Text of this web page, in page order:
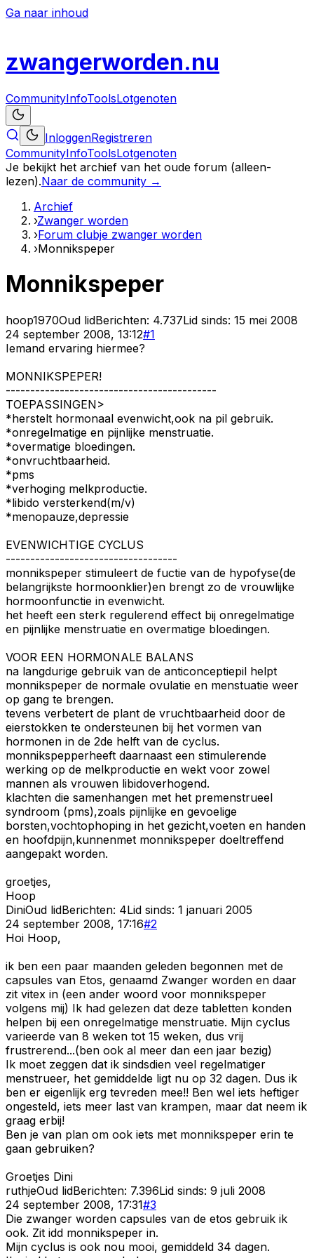
Ga naar inhoud
zwangerworden.nu
CommunityInfoToolsLotgenoten
InloggenRegistreren
CommunityInfoToolsLotgenoten
Je bekijkt het archief van het oude forum (alleen-
lezen).Naar de community →
Archief
›Zwanger worden
›Forum clubje zwanger worden
›Monnikspeper
Monnikspeper
hoop1970Oud lidBerichten: 4.737Lid sinds: 15 mei 2008
24 september 2008, 13:12#1
Iemand ervaring hiermee?
MONNIKSPEPER!
-------------------------------------------
TOEPASSINGEN>
*herstelt hormonaal evenwicht,ook na pil gebruik.
*onregelmatige en pijnlijke menstruatie.
*overmatige bloedingen.
*onvruchtbaarheid.
*pms
*verhoging melkproductie.
*libido versterkend(m/v)
*menopauze,depressie
EVENWICHTIGE CYCLUS
-----------------------------------
monnikspeper stimuleert de fuctie van de hypofyse(de
belangrijkste hormoonklier)en brengt zo de vrouwlijke
hormoonfunctie in evenwicht.
het heeft een sterk regulerend effect bij onregelmatige
en pijnlijke menstruatie en overmatige bloedingen.
VOOR EEN HORMONALE BALANS
na langdurige gebruik van de anticonceptiepil helpt
monnikspeper de normale ovulatie en menstuatie weer
op gang te brengen.
tevens verbetert de plant de vruchtbaarheid door de
eierstokken te ondersteunen bij het vormen van
hormonen in de 2de helft van de cyclus.
monnikspepperheeft daarnaast een stimulerende
werking op de melkproductie en wekt voor zowel
mannen als vrouwen libidoverhogend.
klachten die samenhangen met het premenstrueel
syndroom (pms),zoals pijnlijke en gevoelige
borsten,vochtophoping in het gezicht,voeten en handen
en hoofdpijn,kunnenmet monnikspeper doeltreffend
aangepakt worden.
groetjes,
Hoop
DiniOud lidBerichten: 4Lid sinds: 1 januari 2005
24 september 2008, 17:16#2
Hoi Hoop,
ik ben een paar maanden geleden begonnen met de
capsules van Etos, genaamd Zwanger worden en daar
zit vitex in (een ander woord voor monnikspeper
volgens mij) Ik had gelezen dat deze tabletten konden
helpen bij een onregelmatige menstruatie. Mijn cyclus
varieerde van 8 weken tot 15 weken, dus vrij
frustrerend...(ben ook al meer dan een jaar bezig)
Ik moet zeggen dat ik sindsdien veel regelmatiger
menstrueer, het gemiddelde ligt nu op 32 dagen. Dus ik
ben er eigenlijk erg tevreden mee!! Ben wel iets heftiger
ongesteld, iets meer last van krampen, maar dat neem ik
graag erbij!
Ben je van plan om ook iets met monnikspeper erin te
gaan gebruiken?
Groetjes Dini
ruthjeOud lidBerichten: 7.396Lid sinds: 9 juli 2008
24 september 2008, 17:31#3
Die zwanger worden capsules van de etos gebruik ik
ook. Zit idd monnikspeper in.
Mijn cyclus is ook nou mooi, gemiddeld 34 dagen.